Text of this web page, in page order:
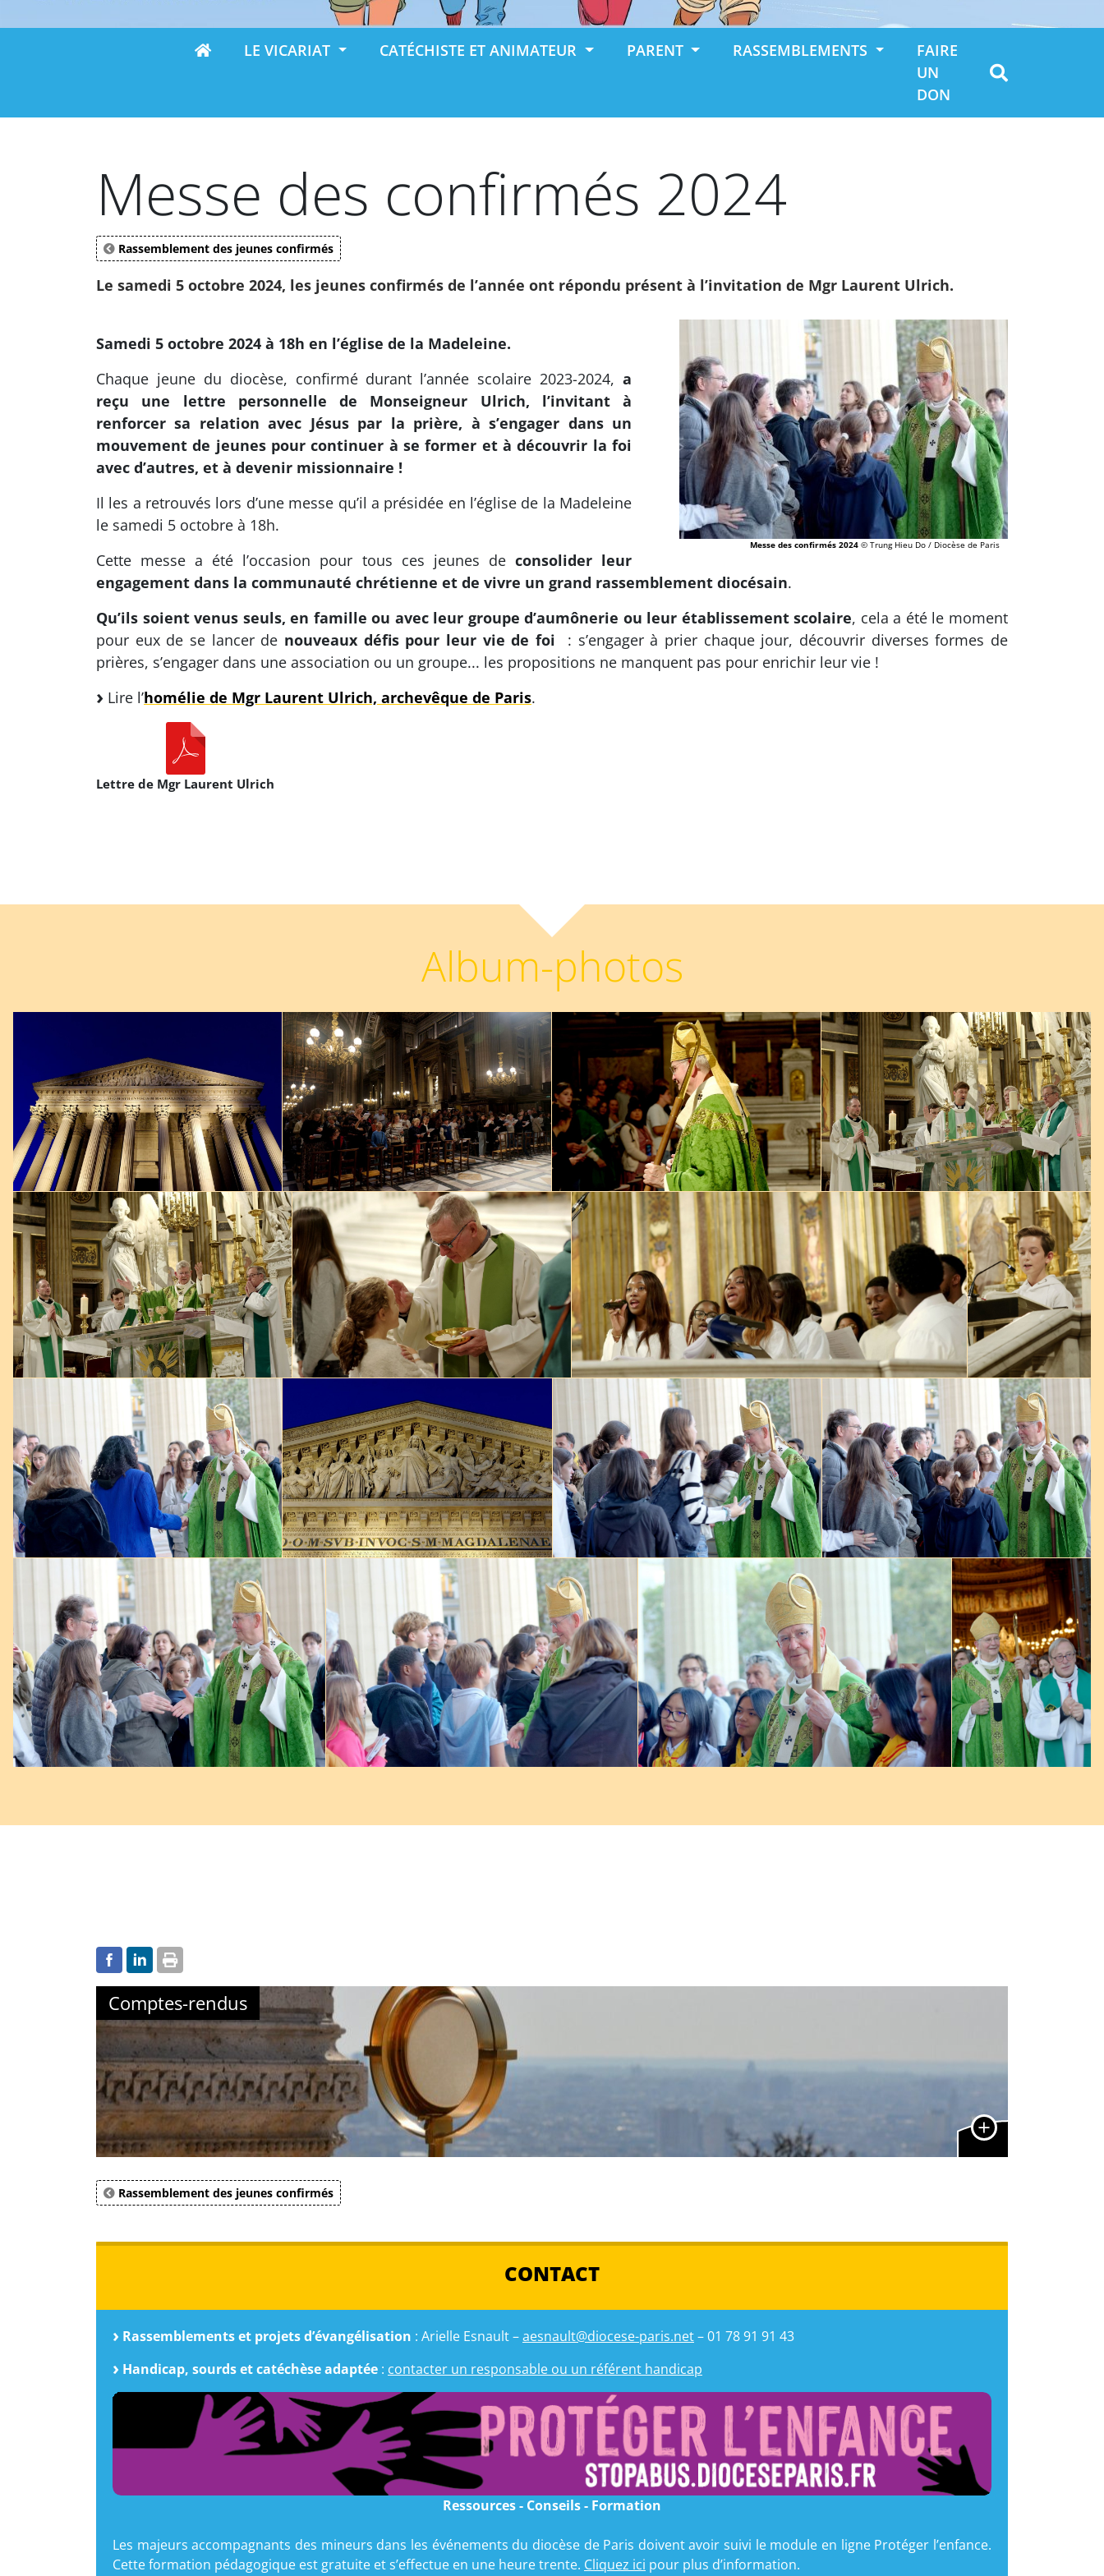
LE VICARIAT CATÉCHISTE ET ANIMATEUR PARENT RASSEMBLEMENTS
FAIRE
UN
DON
Messe des confirmés 2024
Rassemblement des jeunes confirmés
Le samedi 5 octobre 2024, les jeunes confirmés de l’année ont répondu présent à l’invitation de Mgr Laurent Ulrich.
Messe des confirmés 2024 © Trung Hieu Do / Diocèse de Paris
Samedi 5 octobre 2024 à 18h en l’église de la Madeleine.
Chaque jeune du diocèse, confirmé durant l’année scolaire 2023-2024, a
reçu une lettre personnelle de Monseigneur Ulrich, l’invitant à
renforcer sa relation avec Jésus par la prière, à s’engager dans un
mouvement de jeunes pour continuer à se former et à découvrir la foi
avec d’autres, et à devenir missionnaire !
Il les a retrouvés lors d’une messe qu’il a présidée en l’église de la Madeleine
le samedi 5 octobre à 18h.
Cette messe a été l’occasion pour tous ces jeunes de consolider leur
engagement dans la communauté chrétienne et de vivre un grand rassemblement diocésain.
Qu’ils soient venus seuls, en famille ou avec leur groupe d’aumônerie ou leur établissement scolaire, cela a été le moment
pour eux de se lancer de nouveaux défis pour leur vie de foi
: s’engager à prier chaque jour, découvrir diverses formes de
prières, s’engager dans une association ou un groupe... les propositions ne manquent pas pour enrichir leur vie !
Lire l’homélie de Mgr Laurent Ulrich, archevêque de Paris.
Lettre de Mgr Laurent Ulrich
Album-photos
Comptes-rendus
Rassemblement des jeunes confirmés
CONTACT
Rassemblements et projets d’évangélisation : Arielle Esnault –aesnault@diocese-paris.net– 01 78 91 91 43
Handicap, sourds et catéchèse adaptée : contacter un responsable ou un référent handicap
Ressources - Conseils - Formation
Les majeurs accompagnants des mineurs dans les événements du diocèse de Paris doivent avoir suivi le module en ligne Protéger l’enfance.
Cette formation pédagogique est gratuite et s’effectue en une heure trente. Cliquez ici pour plus d’information.